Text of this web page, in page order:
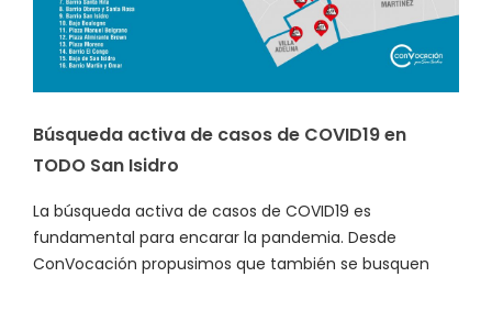
Búsqueda activa de casos de COVID19 en
TODO San Isidro
La búsqueda activa de casos de COVID19 es
fundamental para encarar la pandemia. Desde
ConVocación propusimos que también se busquen